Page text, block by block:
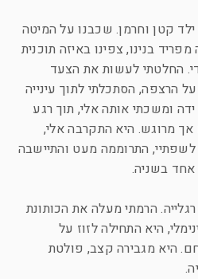
קטן וחרמן. שכבנו על המיטה
בנינו, צפינו באיזה תוכנית
החלטתי לעשות את הצעד
הרצפה, הסתכלתי לתוך עינייה
ומשכתי אותה אלי, תוך רגע
מרוגש. היא התקרבה אלי,
לשפתיי, התרוממה מעט והתיישבה
אחד בשניה.
הרמתי מעלה את הכותונת
היא התחילה לזוז על
היא מגבירה קצב, פולטת